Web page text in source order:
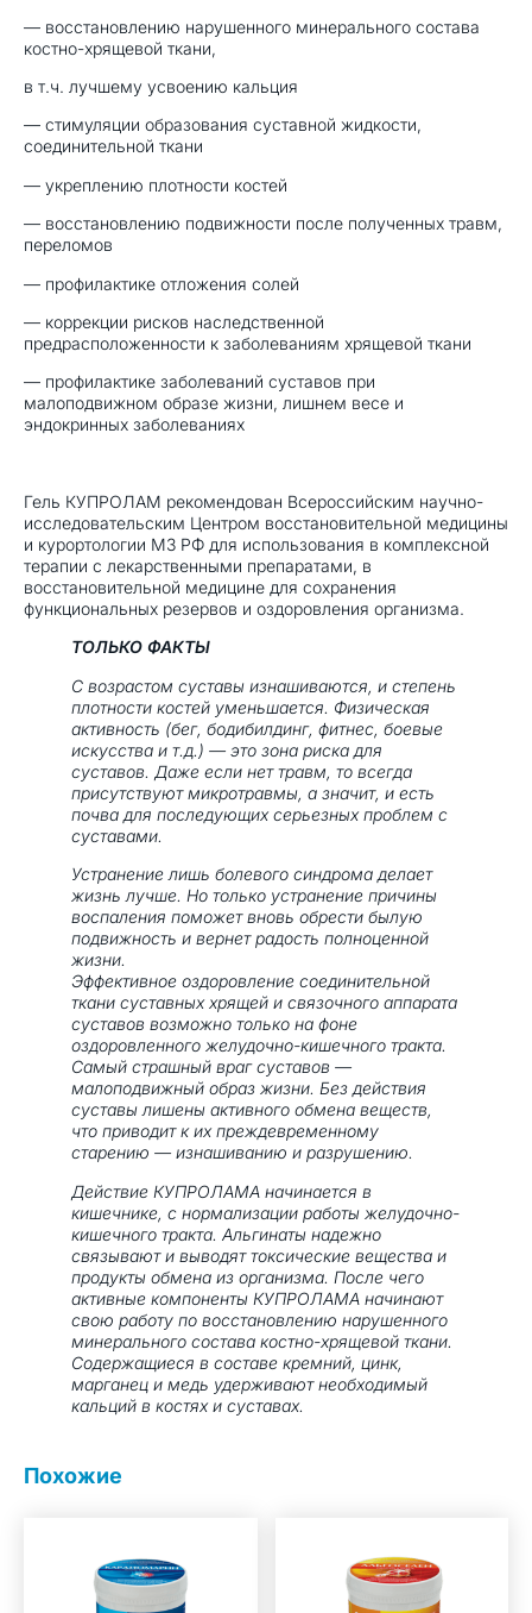
— восстановлению нарушенного минерального состава
костно-хрящевой ткани,
в т.ч. лучшему усвоению кальция
— стимуляции образования суставной жидкости,
соединительной ткани
— укреплению плотности костей
— восстановлению подвижности после полученных травм,
переломов
— профилактике отложения солей
— коррекции рисков наследственной
предрасположенности к заболеваниям хрящевой ткани
— профилактике заболеваний суставов при
малоподвижном образе жизни, лишнем весе и
эндокринных заболеваниях
Гель КУПРОЛАМ рекомендован Всероссийским научно-
исследовательским Центром восстановительной медицины
и курортологии М3 РФ для использования в комплексной
терапии с лекарственными препаратами, в
восстановительной медицине для сохранения
функциональных резервов и оздоровления организма.
ТОЛЬКО ФАКТЫ
С возрастом суставы изнашиваются, и степень
плотности костей уменьшается. Физическая
активность (бег, бодибилдинг, фитнес, боевые
искусства и т.д.) — это зона риска для
суставов. Даже если нет травм, то всегда
присутствуют микротравмы, а значит, и есть
почва для последующих серьезных проблем с
суставами.
Устранение лишь болевого синдрома делает
жизнь лучше. Но только устранение причины
воспаления поможет вновь обрести былую
подвижность и вернет радость полноценной
жизни.
Эффективное оздоровление соединительной
ткани суставных хрящей и связочного аппарата
суставов возможно только на фоне
оздоровленного желудочно-кишечного тракта.
Самый страшный враг суставов —
малоподвижный образ жизни. Без действия
суставы лишены активного обмена веществ,
что приводит к их преждевременному
старению — изнашиванию и разрушению.
Действие КУПРОЛАМА начинается в
кишечнике, с нормализации работы желудочно-
кишечного тракта. Альгинаты надежно
связывают и выводят токсические вещества и
продукты обмена из организма. После чего
активные компоненты КУПРОЛАМА начинают
свою работу по восстановлению нарушенного
минерального состава костно-хрящевой ткани.
Содержащиеся в составе кремний, цинк,
марганец и медь удерживают необходимый
кальций в костях и суставах.
Похожие